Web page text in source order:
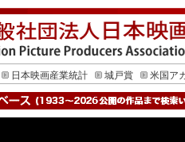
日本映画産業統計 城戸賞 米国ア